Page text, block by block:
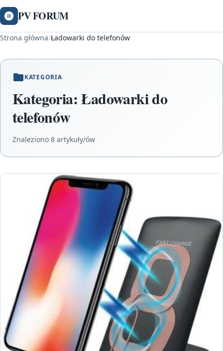
PV FORUM
Strona główna/Ładowarki do telefonów
KATEGORIA
Kategoria:Ładowarki do
telefonów
Znaleziono 8 artykuły/ów